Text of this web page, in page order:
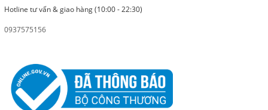
Hotline tư vấn & giao hàng (10:00 - 22:30)
0937575156